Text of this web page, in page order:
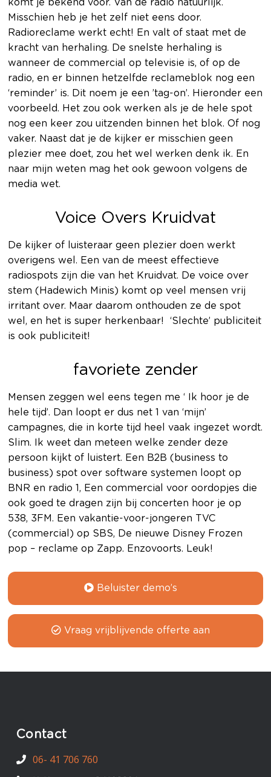
komt je bekend voor. Van de radio natuurlijk.
Misschien heb je het zelf niet eens door.
Radioreclame werkt echt! En valt of staat met de
kracht van herhaling. De snelste herhaling is
wanneer de commercial op televisie is, of op de
radio, en er binnen hetzelfde reclameblok nog een
‘reminder’ is. Dit noem je een ’tag-on’. Hieronder een
voorbeeld. Het zou ook werken als je de hele spot
nog een keer zou uitzenden binnen het blok. Of nog
vaker. Naast dat je de kijker er misschien geen
plezier mee doet, zou het wel werken denk ik. En
naar mijn weten mag het ook gewoon volgens de
media wet.
Voice Overs Kruidvat
De kijker of luisteraar geen plezier doen werkt
overigens wel. Een van de meest effectieve
radiospots zijn die van het Kruidvat. De voice over
stem (Hadewich Minis) komt op veel mensen vrij
irritant over. Maar daarom onthouden ze de spot
wel, en het is super herkenbaar! ‘Slechte’ publiciteit
is ook publiciteit!
favoriete zender
Mensen zeggen wel eens tegen me ‘ Ik hoor je de
hele tijd’. Dan loopt er dus net 1 van ‘mijn’
campagnes, die in korte tijd heel vaak ingezet wordt.
Slim. Ik weet dan meteen welke zender deze
persoon kijkt of luistert. Een B2B (business to
business) spot over software systemen loopt op
BNR en radio 1, Een commercial voor oordopjes die
ook goed te dragen zijn bij concerten hoor je op
538, 3FM. Een vakantie-voor-jongeren TVC
(commercial) op SBS, De nieuwe Disney Frozen
pop – reclame op Zapp. Enzovoorts. Leuk!
Beluister demo’s
Vraag vrijblijvende offerte aan
Contact
06- 41 706 760